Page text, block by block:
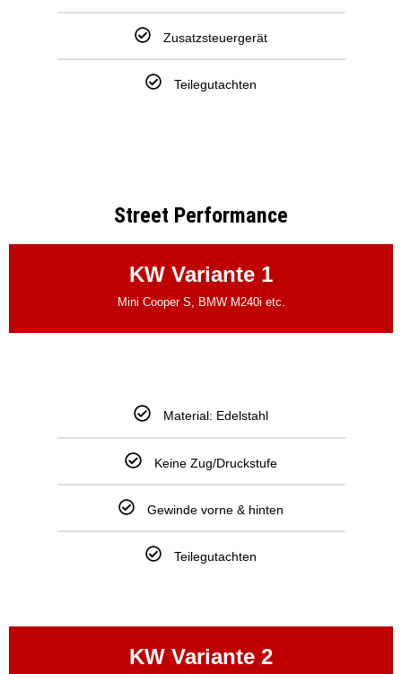
Zusatzsteuergerät
Teilegutachten
Street Performance
KW Variante 1
Mini Cooper S, BMW M240i etc.
Material: Edelstahl
Keine Zug/Druckstufe
Gewinde vorne & hinten
Teilegutachten
KW Variante 2